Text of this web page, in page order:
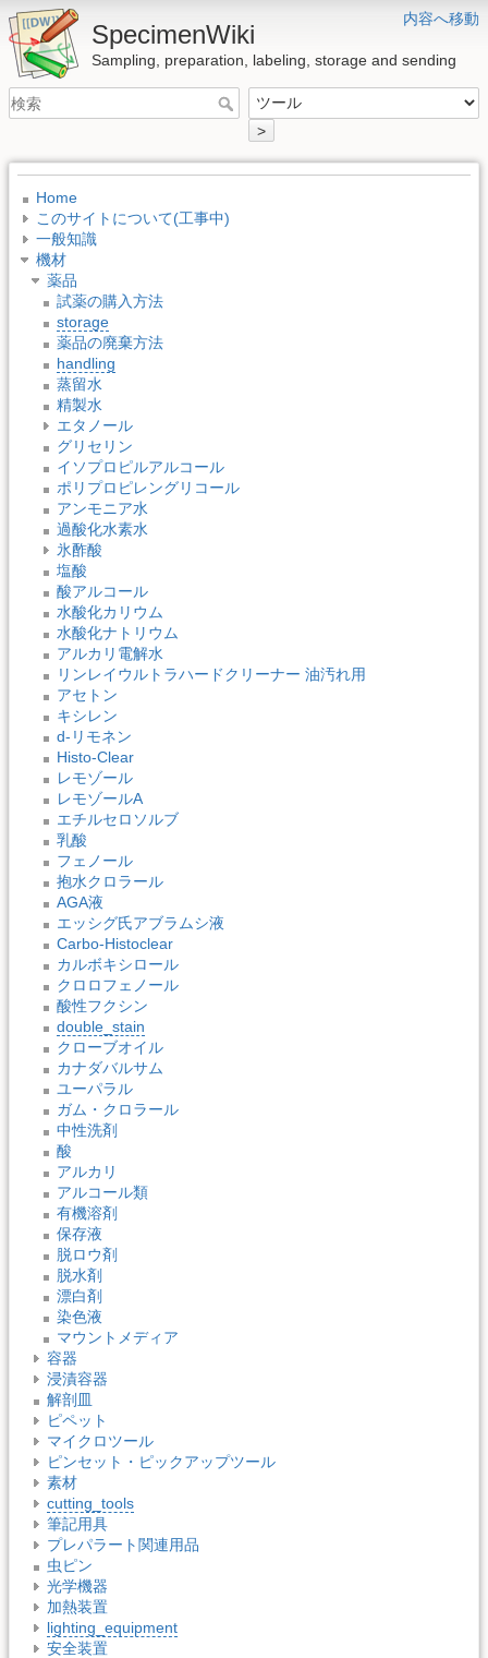
内容へ移動
SpecimenWiki
Sampling, preparation, labeling, storage and sending
>
Home
このサイトについて(工事中)
一般知識
機材
薬品
試薬の購入方法
storage
薬品の廃棄方法
handling
蒸留水
精製水
エタノール
グリセリン
イソプロピルアルコール
ポリプロピレングリコール
アンモニア水
過酸化水素水
氷酢酸
塩酸
酸アルコール
水酸化カリウム
水酸化ナトリウム
アルカリ電解水
リンレイウルトラハードクリーナー 油汚れ用
アセトン
キシレン
d-リモネン
Histo-Clear
レモゾール
レモゾールA
エチルセロソルブ
乳酸
フェノール
抱水クロラール
AGA液
エッシグ氏アブラムシ液
Carbo-Histoclear
カルボキシロール
クロロフェノール
酸性フクシン
double_stain
クローブオイル
カナダバルサム
ユーパラル
ガム・クロラール
中性洗剤
酸
アルカリ
アルコール類
有機溶剤
保存液
脱ロウ剤
脱水剤
漂白剤
染色液
マウントメディア
容器
浸漬容器
解剖皿
ピペット
マイクロツール
ピンセット・ピックアップツール
素材
cutting_tools
筆記用具
プレパラート関連用品
虫ピン
光学機器
加熱装置
lighting_equipment
安全装置